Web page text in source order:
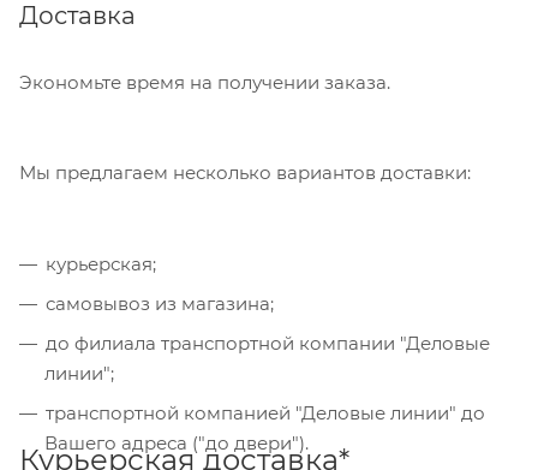
При оформлении заказа в корзине вы можете
принимаем карты Visa,Master Card, МИР. Оплата
Также Вы можете оплатить товар, выбрав способ
"Банковский перевод", при этом будет
сформирован счет, который Вы сможете скачать
на странице оформления заказа и оплатить по
обратившись в отделение своего банка.
Доставка
Экономьте время на получении заказа.
Мы предлагаем несколько вариантов доставки:
курьерская;
самовывоз из магазина;
до филиала транспортной компании "Деловые
линии";
транспортной компанией "Деловые линии" до
Вашего адреса ("до двери").
Курьерская доставка*